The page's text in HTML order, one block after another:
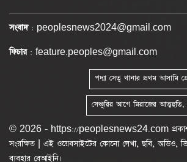
সংবাদ: peoplesnews2024@gmail.com
ফিচার: feature.peoples@gmail.com
পদ্মা সেতু থানার প্রথম আসামি
সেঞ্চুরির আগে মিরাজের আত্মহুতি,
© 2026 - https://peoplesnews24.com প্রকাশক
সংরক্ষিত | এই ওয়েবসাইটের কোনো লেখা, ছবি, অডিও,
ব্যবহার বেআইনি।